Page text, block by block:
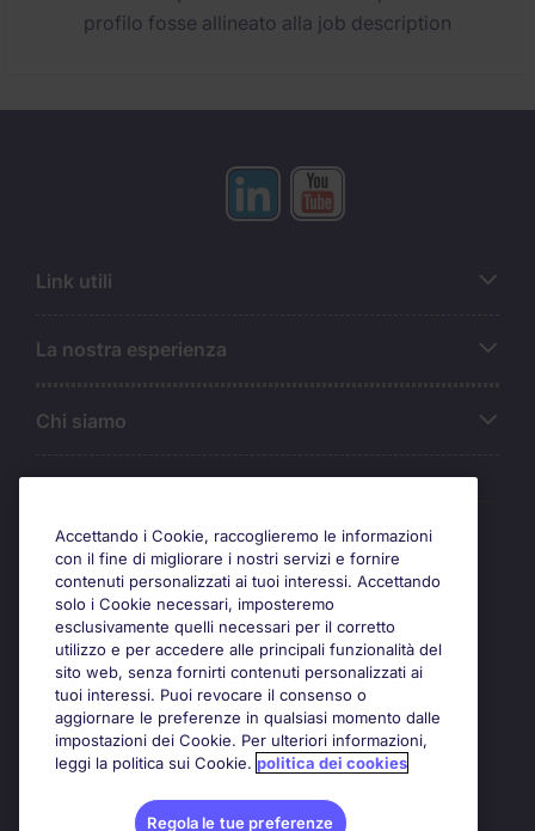
profilo fosse allineato alla job description
Link utili
La nostra esperienza
Chi siamo
Awards
Accettando i Cookie, raccoglieremo le informazioni
con il fine di migliorare i nostri servizi e fornire
contenuti personalizzati ai tuoi interessi. Accettando
solo i Cookie necessari, imposteremo
esclusivamente quelli necessari per il corretto
utilizzo e per accedere alle principali funzionalità del
sito web, senza fornirti contenuti personalizzati ai
tuoi interessi. Puoi revocare il consenso o
aggiornare le preferenze in qualsiasi momento dalle
impostazioni dei Cookie. Per ulteriori informazioni,
leggi la politica sui Cookie. politica dei cookies
Regola le tue preferenze